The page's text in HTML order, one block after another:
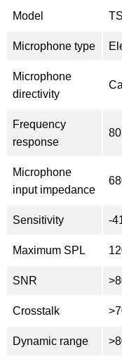
Model
Microphone type
Microphone
directivity
Frequency
response
Microphone
input impedance
Sensitivity -
Maximum SPL
SNR
Crosstalk
Dynamic range